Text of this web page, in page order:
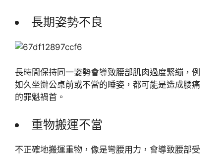
長期姿勢不良
長時間保持同一姿勢會導致腰部肌肉過度緊繃，例
如久坐辦公桌前或不當的睡姿，都可能是造成腰痛
的罪魁禍首。
重物搬運不當
不正確地搬運重物，像是彎腰用力，會導致腰部受